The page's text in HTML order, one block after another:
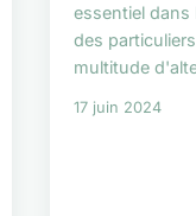
essentiel dans
des
multitude
17 juin 2024